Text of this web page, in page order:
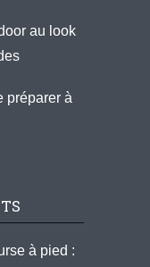
au look
préparer à
à pied :